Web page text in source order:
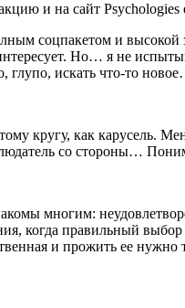
и на сайт Psychologies
соцпакетом и
Но… я не
глупо, искать что-то
кругу, как карусель.
со стороны…
многим:
когда правильный
и прожить ее нужно